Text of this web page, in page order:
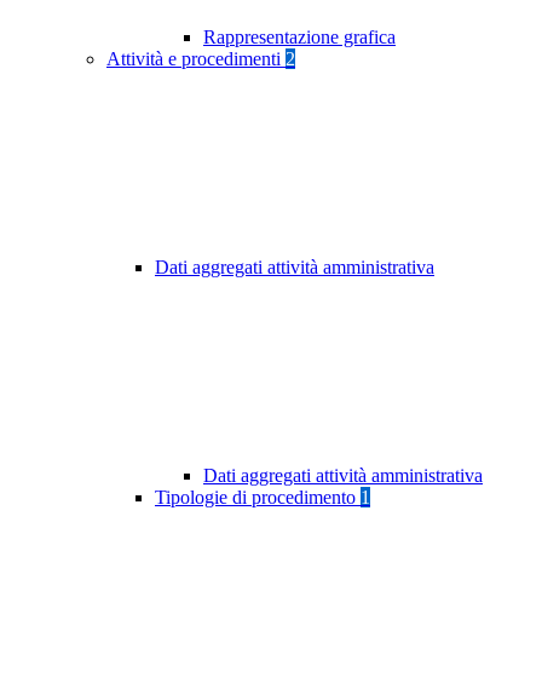
Rappresentazione grafica
Attività e procedimenti 2
Dati aggregati attività amministrativa
Dati aggregati attività amministrativa
Tipologie di procedimento 1